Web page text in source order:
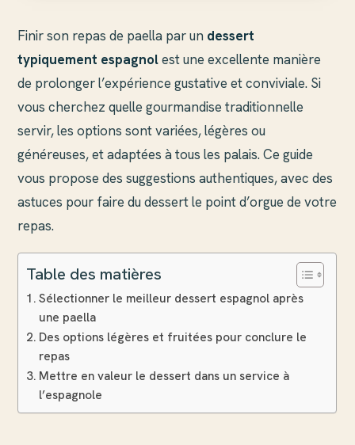
Finir son repas de paella par un dessert
typiquement espagnolest une excellente manière
de prolonger l’expérience gustative et conviviale. Si
vous cherchez quelle gourmandise traditionnelle
servir, les options sont variées, légères ou
généreuses, et adaptées à tous les palais. Ce guide
vous propose des suggestions authentiques, avec des
astuces pour faire du dessert le point d’orgue de votre
repas.
Table des matières
Sélectionner le meilleur dessert espagnol après
une paella
Des options légères et fruitées pour conclure le
repas
Mettre en valeur le dessert dans un service à
l’espagnole